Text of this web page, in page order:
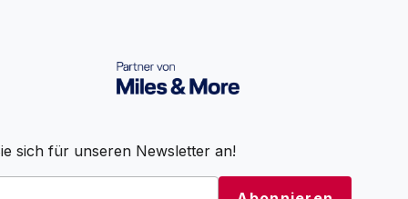
sich für unseren Newsletter an!